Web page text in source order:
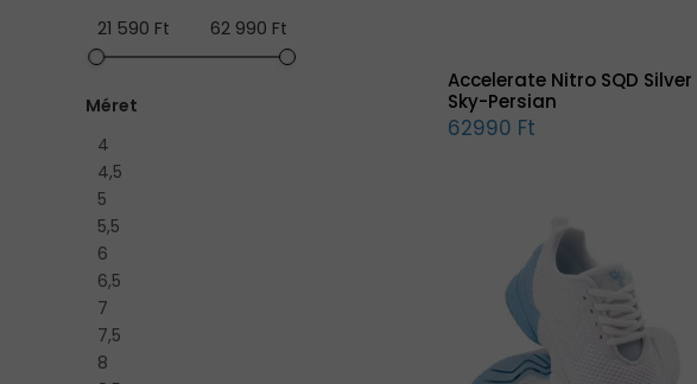
21 590 Ft
62 990 Ft
Méret
4
4,5
5
5,5
6
6,5
7
7,5
8
Accelerate Nitro SQD Silver
Sky-Persian
62990 Ft